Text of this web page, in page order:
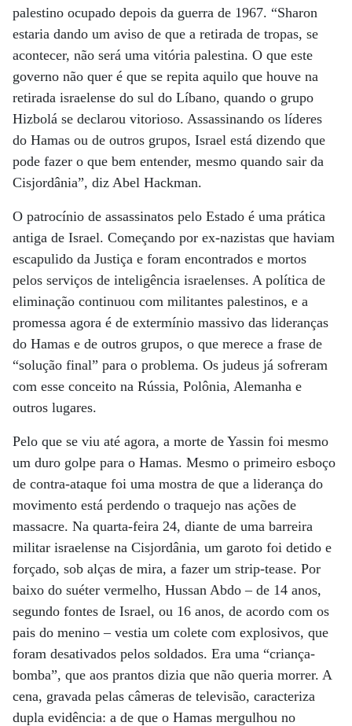
palestino ocupado depois da guerra de 1967. “Sharon
estaria dando um aviso de que a retirada de tropas, se
acontecer, não será uma vitória palestina. O que este
governo não quer é que se repita aquilo que houve na
retirada israelense do sul do Líbano, quando o grupo
Hizbolá se declarou vitorioso. Assassinando os líderes
do Hamas ou de outros grupos, Israel está dizendo que
pode fazer o que bem entender, mesmo quando sair da
Cisjordânia”, diz Abel Hackman.
O patrocínio de assassinatos pelo Estado é uma prática
antiga de Israel. Começando por ex-nazistas que haviam
escapulido da Justiça e foram encontrados e mortos
pelos serviços de inteligência israelenses. A política de
eliminação continuou com militantes palestinos, e a
promessa agora é de extermínio massivo das lideranças
do Hamas e de outros grupos, o que merece a frase de
“solução final” para o problema. Os judeus já sofreram
com esse conceito na Rússia, Polônia, Alemanha e
outros lugares.
Pelo que se viu até agora, a morte de Yassin foi mesmo
um duro golpe para o Hamas. Mesmo o primeiro esboço
de contra-ataque foi uma mostra de que a liderança do
movimento está perdendo o traquejo nas ações de
massacre. Na quarta-feira 24, diante de uma barreira
militar israelense na Cisjordânia, um garoto foi detido e
forçado, sob alças de mira, a fazer um strip-tease. Por
baixo do suéter vermelho, Hussan Abdo – de 14 anos,
segundo fontes de Israel, ou 16 anos, de acordo com os
pais do menino – vestia um colete com explosivos, que
foram desativados pelos soldados. Era uma “criança-
bomba”, que aos prantos dizia que não queria morrer. A
cena, gravada pelas câmeras de televisão, caracteriza
dupla evidência: a de que o Hamas mergulhou no